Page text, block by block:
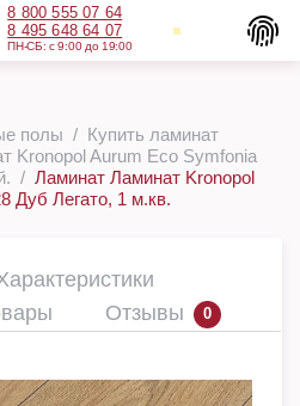
8 800 555 07 64
8 495 648 64 07
ПН-СБ: с 9:00 до 19:00
полы
Купить ламинат
Kronopol Aurum Eco Symfonia
Ламинат Ламинат Kronopol
Дуб Легато, 1 м.кв.
Отзывы 0